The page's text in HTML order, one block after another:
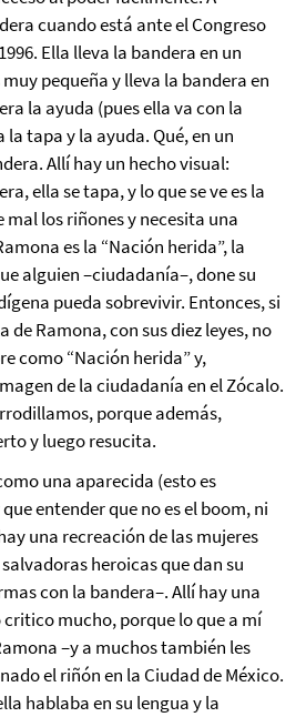
cuando está ante el Congreso
Ella lleva la bandera en un
pequeña y lleva la bandera en
la ayuda (pues ella va con la
tapa y la ayuda. Qué, en un
Allí hay un hecho visual:
ella se tapa, y lo que se ve es la
mal los riñones y necesita una
es la “Nación herida”, la
alguien –ciudadanía–, done su
pueda sobrevivir. Entonces, si
de Ramona, con sus diez leyes, no
como “Nación herida” y,
de la ciudadanía en el Zócalo.
porque además,
y luego resucita.
una aparecida (esto es
entender que no es el boom, ni
una recreación de las mujeres
heroicas que dan su
con la bandera–. Allí hay una
mucho, porque lo que a mí
–y a muchos también les
el riñón en la Ciudad de México.
hablaba en su lengua y la